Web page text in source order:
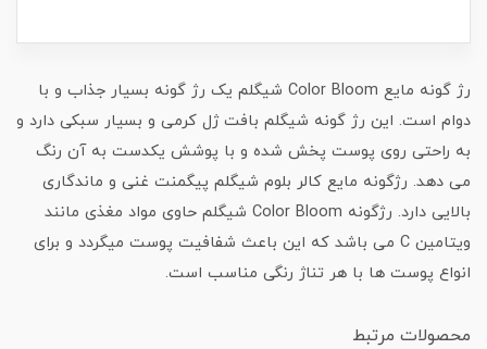
رژ گونه مایع Color Bloom شیگلم یک رژ گونه بسیار جذاب و با
دوام است. این رژ گونه شیگلم بافت ژل کرمی و بسیار سبکی دارد و
به راحتی روی پوست پخش شده و با پوشش یکدست به آن رنگ
می دهد. رژگونه مایع کالر بلوم شیگلم پیگمنت غنی و ماندگاری
بالایی دارد. رژگونه Color Bloom شیگلم حاوی مواد مغذی مانند
ویتامین C می باشد که این باعث شفافیت پوست میگردد و برای
انواع پوست ها با هر تناژ رنگی مناسب است.
محصولات مرتبط